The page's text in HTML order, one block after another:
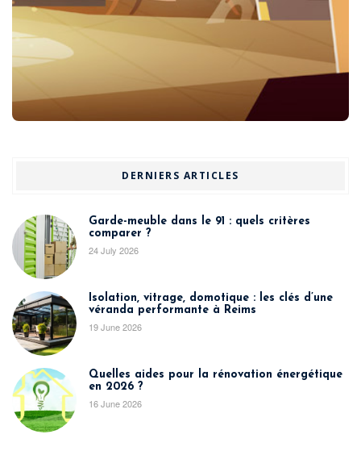
DERNIERS ARTICLES
Garde-meuble dans le 91 : quels critères
comparer ?
24 July 2026
Isolation, vitrage, domotique : les clés d’une
véranda performante à Reims
19 June 2026
Quelles aides pour la rénovation énergétique
en 2026 ?
16 June 2026